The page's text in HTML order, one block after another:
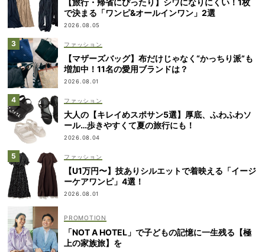
【旅行・帰省にぴったり】シワになりにくい！1枚
で決まる「ワンピ&オールインワン」2選
2026.08.05
ファッション
【マザーズバッグ】布だけじゃなく“かっちり派”も
増加中！11名の愛用ブランドは？
2026.08.01
ファッション
大人の【キレイめスポサン5選】厚底、ふわふわソ
ール…歩きやすくて夏の旅行にも！
2026.08.04
ファッション
【U1万円〜】技ありシルエットで着映える「イージ
ーケアワンピ」4選！
2026.08.01
「NOT A HOTEL」で子どもの記憶に一生残る【極
上の家族旅】を